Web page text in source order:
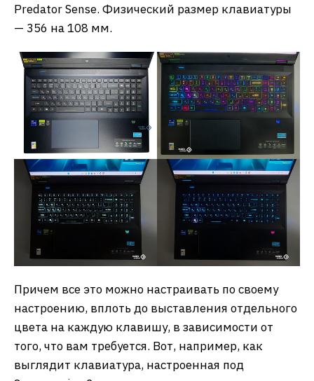
Predator Sense. Физический размер клавиатуры
— 356 на 108 мм.
Причем все это можно настраивать по своему
настроению, вплоть до выставления отдельного
цвета на каждую клавишу, в зависимости от
того, что вам требуется. Вот, например, как
выглядит клавиатура, настроенная под